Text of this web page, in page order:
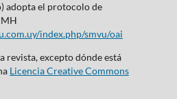
adopta el protocolo de
index.php/smvu/oai
revista, excepto dónde está
Licencia Creative Commons